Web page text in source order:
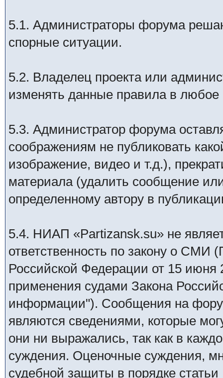
5.1. Администраторы форума
спорные ситуации.
5.2. Владелец проекта или
изменять данные правила в любое
5.3. Администратор форума
соображениям не публиковать
изображение, видео и т.д.),
материала (удалить сообщение
определенному автору в
5.4. НИАП «Partizansk.su» не
ответственность по закону о СМИ
Российской Федерации от 15 июня
применения судами Закона
информации"). Сообщения на
являются сведениями, которые
они ни выражались, так как в
суждения. Оценочные суждения,
судебной защиты в порядке